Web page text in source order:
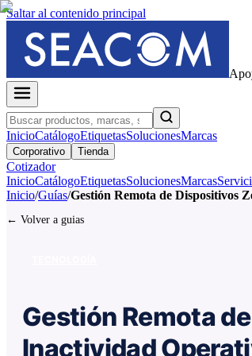
Saltar al contenido principal
InicioCatálogoEtiquetasSolucionesMarcas
Corporativo Tienda
Cotizador
InicioCatálogoEtiquetasSolucionesMarcas
Inicio/Guías/Gestión Remota de Dispositivos
← Volver a guias
Gestión Remota
Inactividad